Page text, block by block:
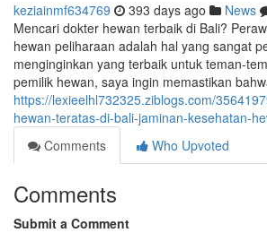
keziainmf634769 393 days ago News
Mencari dokter hewan terbaik di Bali?
hewan peliharaan adalah hal yang sangat
menginginkan yang terbaik untuk teman-
pemilik hewan, saya ingin memastikan
https://lexieelhl732325.ziblogs.com/
hewan-teratas-di-bali-jaminan-kesehatan-
Comments
Who Upvoted
Comments
Submit a Comment